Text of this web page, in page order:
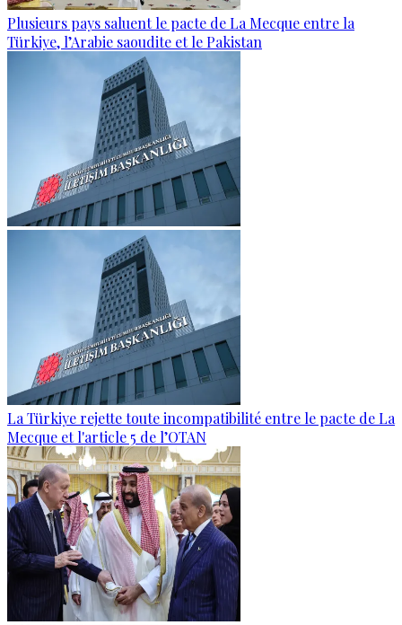
Plusieurs pays saluent le pacte de La Mecque entre la
Türkiye, l’Arabie saoudite et le Pakistan
La Türkiye rejette toute incompatibilité entre le pacte de La
Mecque et l'article 5 de l’OTAN